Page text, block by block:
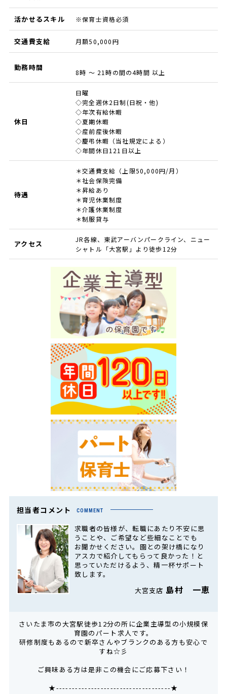
活かせるスキル ※保育士資格必須
交通費支給 月額50,000円
勤務時間
8時 ～ 21時の間の4時間 以上
休日
日曜
◇完全週休2日制(日祝・他)
◇年次有給休暇
◇夏期休暇
◇産前産後休暇
◇慶弔休暇（当社規定による）
◇年間休日121日以上
待遇
＊交通費支給（上限50,000円/月）
＊社会保険完備
＊昇給あり
＊育児休業制度
＊介護休業制度
＊制服貸与
アクセス
JR各線、東武アーバンパークライン、ニュー
シャトル「大宮駅」より徒歩12分
担当者コメント COMMENT
求職者の皆様が、転職にあたり不安に思
うことや、ご希望など些細なことでも
お聞かせください。園との架け橋になり
アスカで紹介してもらって良かった！と
思っていただけるよう、精一杯サポート
致します。
大宮支店 島村 一恵
さいたま市の大宮駅徒歩12分の所に企業主導型の小規模保
育園のパート求人です。
研修制度もあるので新卒さんやブランクのある方も安心で
すね☆彡
ご興味ある方は是非この機会にご応募下さい！
★------------------------------------★